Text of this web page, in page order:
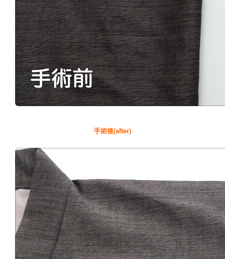
手術後(after)